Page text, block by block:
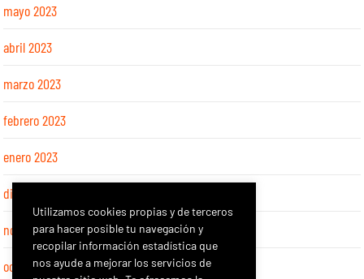
mayo 2023
abril 2023
marzo 2023
febrero 2023
enero 2023
diciembre 2022
noviembre 2022
octubre 2022
Utilizamos cookies propias y de terceros
para hacer posible tu navegación y
recopilar información estadística que
nos ayude a mejorar los servicios de